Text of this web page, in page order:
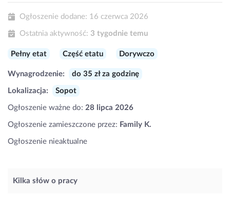
Ogłoszenie dodane: 16 czerwca 2026
Ostatnia aktywność: 3 tygodnie temu
Pełny etat Część etatu Dorywczo
Wynagrodzenie: do 35 zł za godzinę
Lokalizacja: Sopot
Ogłoszenie ważne do: 28 lipca 2026
Ogłoszenie zamieszczone przez: Family K.
Ogłoszenie nieaktualne
Kilka słów o pracy